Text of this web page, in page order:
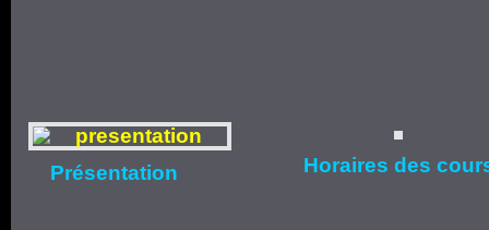
Présentation Horaires des